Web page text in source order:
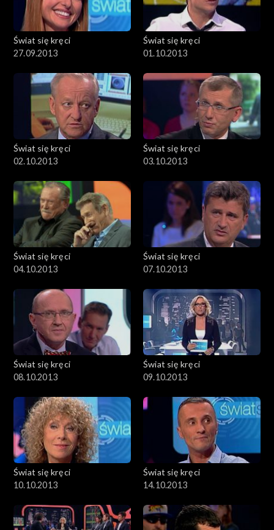
Świat się kręci
27.09.2013
Świat się kręci
01.10.2013
Świat się kręci
02.10.2013
Świat się kręci
03.10.2013
Świat się kręci
04.10.2013
Świat się kręci
07.10.2013
Świat się kręci
08.10.2013
Świat się kręci
09.10.2013
Świat się kręci
10.10.2013
Świat się kręci
14.10.2013